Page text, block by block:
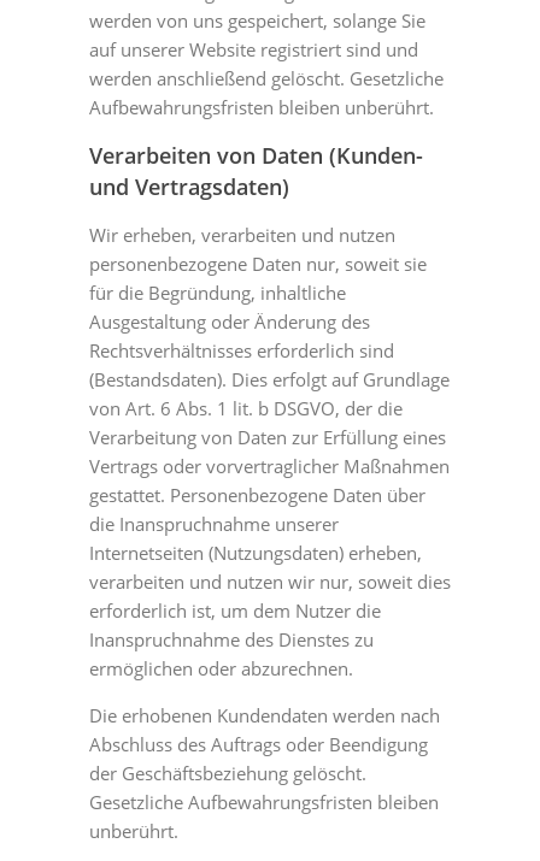
werden von uns gespeichert, solange Sie
auf unserer Website registriert sind und
werden anschließend gelöscht. Gesetzliche
Aufbewahrungsfristen bleiben unberührt.
Verarbeiten von Daten (Kunden-
und Vertragsdaten)
Wir erheben, verarbeiten und nutzen
personenbezogene Daten nur, soweit sie
für die Begründung, inhaltliche
Ausgestaltung oder Änderung des
Rechtsverhältnisses erforderlich sind
(Bestandsdaten). Dies erfolgt auf Grundlage
von Art. 6 Abs. 1 lit. b DSGVO, der die
Verarbeitung von Daten zur Erfüllung eines
Vertrags oder vorvertraglicher Maßnahmen
gestattet. Personenbezogene Daten über
die Inanspruchnahme unserer
Internetseiten (Nutzungsdaten) erheben,
verarbeiten und nutzen wir nur, soweit dies
erforderlich ist, um dem Nutzer die
Inanspruchnahme des Dienstes zu
ermöglichen oder abzurechnen.
Die erhobenen Kundendaten werden nach
Abschluss des Auftrags oder Beendigung
der Geschäftsbeziehung gelöscht.
Gesetzliche Aufbewahrungsfristen bleiben
unberührt.